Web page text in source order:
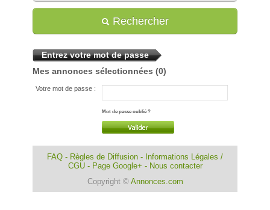
Déposer une annonce
Toutes les annonces
Aide
Rechercher
Entrez votre mot de passe
Mes annonces sélectionnées (0)
Votre mot de passe :
Mot de passe oublié ?
FAQ - Règles de Diffusion - Informations Légales /
CGU- Page Google+ - Nous contacter
Copyright © Annonces.com